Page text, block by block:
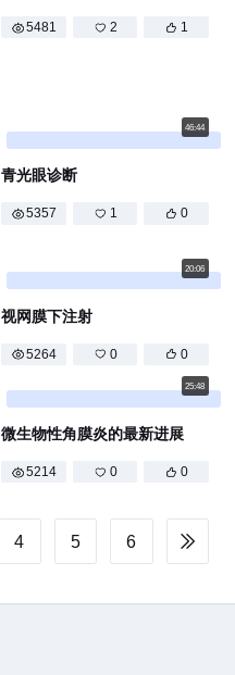
5481 2 1
46:44
青光眼诊断
5357 1 0
20:06
视网膜下注射
5264 0 0
25:48
微生物性角膜炎的最新进展
5214 0 0
4 5 6 